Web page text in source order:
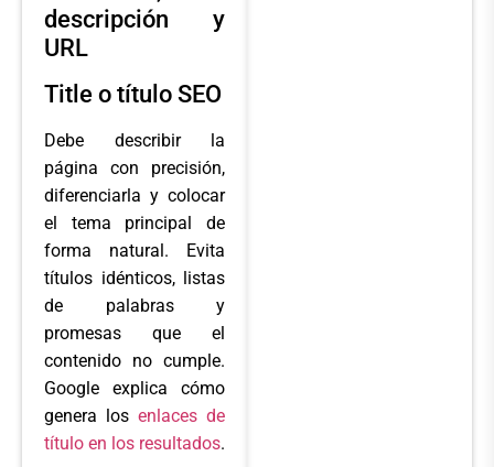
descripción y
URL
Title o título SEO
Debe describir la
página con precisión,
diferenciarla y colocar
el tema principal de
forma natural. Evita
títulos idénticos, listas
de palabras y
promesas que el
contenido no cumple.
Google explica cómo
genera los enlaces de
título en los resultados.